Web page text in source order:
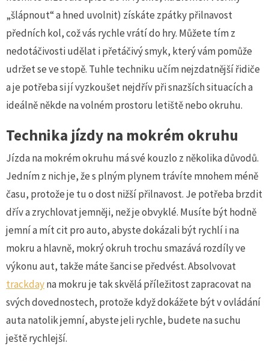
„šlápnout“ a hned uvolnit) získáte zpátky přilnavost
předních kol, což vás rychle vrátí do hry. Můžete tím z
nedotáčivosti udělat i přetáčivý smyk, který vám pomůže
udržet se ve stopě. Tuhle techniku učím nejzdatnější řidiče
a je potřeba si jí vyzkoušet nejdřív při snazších situacích a
ideálně někde na volném prostoru letiště nebo okruhu.
Technika jízdy na mokrém okruhu
Jízda na mokrém okruhu má své kouzlo z několika důvodů.
Jedním z nich je, že s plným plynem trávíte mnohem méně
času, protože je tu o dost nižší přilnavost. Je potřeba brzdit
dřív a zrychlovat jemněji, než je obvyklé. Musíte být hodně
jemní a mít cit pro auto, abyste dokázali být rychlí i na
mokru a hlavně, mokrý okruh trochu smazává rozdíly ve
výkonu aut, takže máte šanci se předvést. Absolvovat
trackdayna mokru je tak skvělá příležitost zapracovat na
svých dovednostech, protože když dokážete být v ovládání
auta natolik jemní, abyste jeli rychle, budete na suchu
ještě rychlejší.